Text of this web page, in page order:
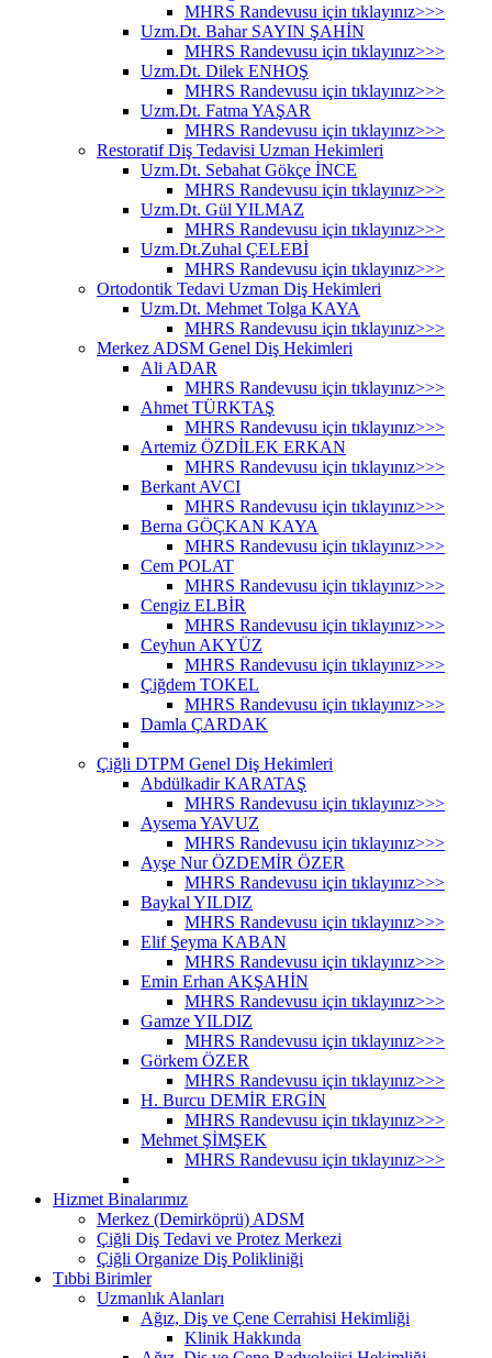
MHRS Randevusu için tıklayınız>>>
Uzm.Dt. Bahar SAYIN ŞAHİN
MHRS Randevusu için tıklayınız>>>
Uzm.Dt. Dilek ENHOŞ
MHRS Randevusu için tıklayınız>>>
Uzm.Dt. Fatma YAŞAR
MHRS Randevusu için tıklayınız>>>
Restoratif Diş Tedavisi Uzman Hekimleri
Uzm.Dt. Sebahat Gökçe İNCE
MHRS Randevusu için tıklayınız>>>
Uzm.Dt. Gül YILMAZ
MHRS Randevusu için tıklayınız>>>
Uzm.Dt.Zuhal ÇELEBİ
MHRS Randevusu için tıklayınız>>>
Ortodontik Tedavi Uzman Diş Hekimleri
Uzm.Dt. Mehmet Tolga KAYA
MHRS Randevusu için tıklayınız>>>
Merkez ADSM Genel Diş Hekimleri
Ali ADAR
MHRS Randevusu için tıklayınız>>>
Ahmet TÜRKTAŞ
MHRS Randevusu için tıklayınız>>>
Artemiz ÖZDİLEK ERKAN
MHRS Randevusu için tıklayınız>>>
Berkant AVCI
MHRS Randevusu için tıklayınız>>>
Berna GÖÇKAN KAYA
MHRS Randevusu için tıklayınız>>>
Cem POLAT
MHRS Randevusu için tıklayınız>>>
Cengiz ELBİR
MHRS Randevusu için tıklayınız>>>
Ceyhun AKYÜZ
MHRS Randevusu için tıklayınız>>>
Çiğdem TOKEL
MHRS Randevusu için tıklayınız>>>
Damla ÇARDAK
Çiğli DTPM Genel Diş Hekimleri
Abdülkadir KARATAŞ
MHRS Randevusu için tıklayınız>>>
Aysema YAVUZ
MHRS Randevusu için tıklayınız>>>
Ayşe Nur ÖZDEMİR ÖZER
MHRS Randevusu için tıklayınız>>>
Baykal YILDIZ
MHRS Randevusu için tıklayınız>>>
Elif Şeyma KABAN
MHRS Randevusu için tıklayınız>>>
Emin Erhan AKŞAHİN
MHRS Randevusu için tıklayınız>>>
Gamze YILDIZ
MHRS Randevusu için tıklayınız>>>
Görkem ÖZER
MHRS Randevusu için tıklayınız>>>
H. Burcu DEMİR ERGİN
MHRS Randevusu için tıklayınız>>>
Mehmet ŞİMŞEK
MHRS Randevusu için tıklayınız>>>
Hizmet Binalarımız
Merkez (Demirköprü) ADSM
Çiğli Diş Tedavi ve Protez Merkezi
Çiğli Organize Diş Polikliniği
Tıbbi Birimler
Uzmanlık Alanları
Ağız, Diş ve Çene Cerrahisi Hekimliği
Klinik Hakkında